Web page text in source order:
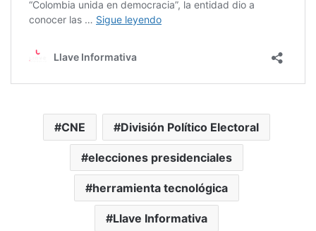
CNE División Político Electoral
elecciones presidenciales
herramienta tecnológica
Llave Informativa